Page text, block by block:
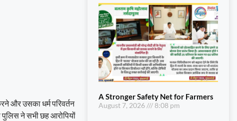
और उसका धर्म परिवर्तन
पुलिस ने सभी छह आरोपियों
A Stronger Safety Net for Farmers
August 7, 2026 8:08 pm